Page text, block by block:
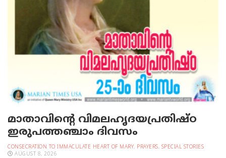
മാതാവിന്റെ വിമലഹൃദയപ്രതിഷ്ഠ
ഇരുപത്തഞ്ചാം ദിവസം
CONSECRATION TO IMMACULATE HEART OF MARY, PRAYERS, SPECIAL STORIES
AUGUST 8, 2026